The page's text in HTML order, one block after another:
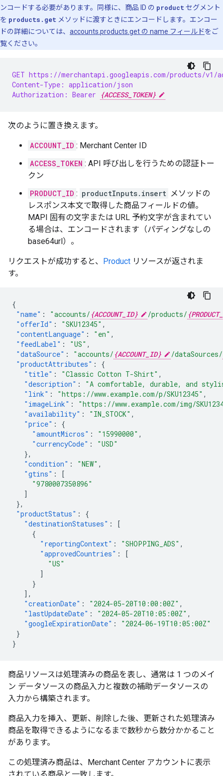
ンコードする必要があります。同様に、商品 ID の product セグメント
を products.get メソッドに渡すときにエンコードします。エンコー
ドの詳細については、 accounts.products.get の name フィールドをご
覧ください。
GET https://merchantapi.googleapis.com/products/v1/
Content-Type: application/json
Authorization: Bearer
{ACCESS_TOKEN}
次のように置き換えます。
ACCOUNT_ID : Merchant Center ID
ACCESS_TOKEN : API 呼び出しを行うための認証トー
クン
PRODUCT_ID : productInputs.insert メソッドの
レスポンス本文で取得した商品フィールドの値。
MAPI 固有の文字または URL 予約文字が含まれてい
る場合は、エンコードされます（パディングなしの
base64url）。
リクエストが成功すると、 Product リソースが返されま
す。
{
"name" : "accounts/ {ACCOUNT_ID} /products/
"offerId" : "SKU12345" ,
"contentLanguage" : "en" ,
"feedLabel" : "US" ,
"dataSource" : "accounts/ {ACCOUNT_ID} /dataSources/
"productAttributes" :
{
"title" : "Classic Cotton T-Shirt" ,
"description" :
"A comfortable, durable, and
"link" : "https://www.example.com/p/SKU12345" ,
"imageLink" :
"https://www.example.com/img/
"availability" : "IN_STOCK" ,
"price" :
{
"amountMicros" : "15990000" ,
"currencyCode" :
"USD"
},
"condition" : "NEW" ,
"gtins" :
[
"9780007350896"
]
},
"productStatus" :
{
"destinationStatuses" :
[
{
"reportingContext" : "SHOPPING_ADS" ,
"approvedCountries" :
[
"US"
]
}
],
"creationDate" : "2024-05-20T10:00:00Z" ,
"lastUpdateDate" : "2024-05-20T10:05:00Z" ,
"googleExpirationDate" :
"2024-06-19T10:05:00Z"
}
}
商品リソースは処理済みの商品を表し、通常は 1 つのメイ
ン データソースの商品入力と複数の補助データソースの
入力から構築されます。
商品入力を挿入、更新、削除した後、更新された処理済み
商品を取得できるようになるまで数秒から数分かかること
があります。
この処理済み商品は、Merchant Center アカウントに表示